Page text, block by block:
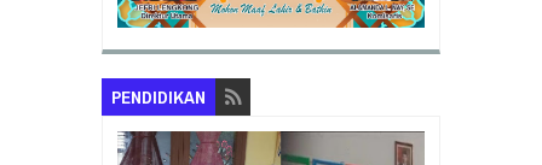
PENDIDIKAN